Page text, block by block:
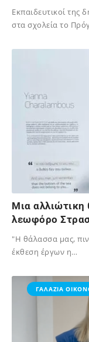
Εκπαιδευτικοί της
στα σχολεία το
Μια αλλιώτικη
λεωφόρο
"Η θάλασσα μας,
έκθεση έργων η…
ΓΑΛΑΖΙΑ